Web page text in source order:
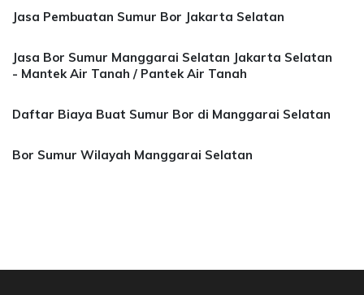
Jasa Pembuatan Sumur Bor Jakarta Selatan
Jasa Bor Sumur Manggarai Selatan Jakarta Selatan
- Mantek Air Tanah / Pantek Air Tanah
Daftar Biaya Buat Sumur Bor di Manggarai Selatan
Bor Sumur Wilayah Manggarai Selatan